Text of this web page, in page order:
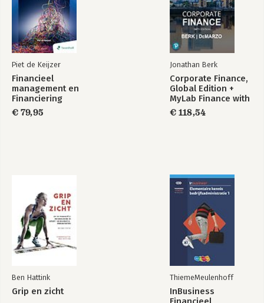
Piet de Keijzer
Financieel
management en
Financiering
€ 79,95
Jonathan Berk
Corporate Finance,
Global Edition +
MyLab Finance with
Pearson eText
(Package)
€ 118,54
Ben Hattink
Grip en zicht
ThiemeMeulenhoff
InBusiness